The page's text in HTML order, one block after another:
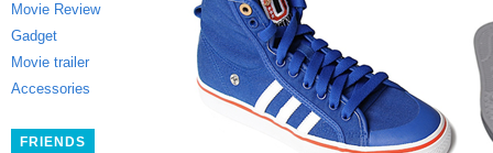
Movie Review
Gadget
Movie trailer
Accessories
FRIENDS